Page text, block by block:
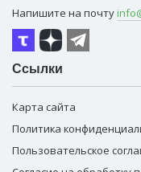
Напишите на почту
Ссылки
Карта сайта
Политика
Пользовательское